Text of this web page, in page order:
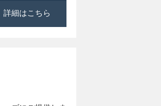
詳細はこちら